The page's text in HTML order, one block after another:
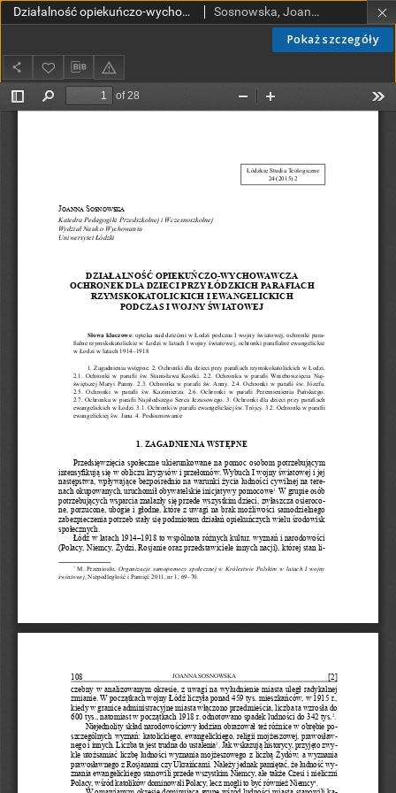
Pokaż szczegóły
Działalność opiekuńczo-wychowawcza ochronek dla dzieci przy łódzkich parafiach rzymskokatolickich i ewangelickich podczas I wojny światowej Sosnowska, Joanna.